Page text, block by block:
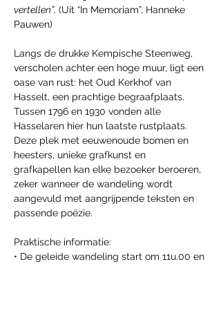
vertellen”. (Uit “In Memoriam”, Hanneke
Pauwen)
Langs de drukke Kempische Steenweg,
verscholen achter een hoge muur, ligt een
oase van rust: het Oud Kerkhof van
Hasselt, een prachtige begraafplaats.
Tussen 1796 en 1930 vonden alle
Hasselaren hier hun laatste rustplaats.
Deze plek met eeuwenoude bomen en
heesters, unieke grafkunst en
grafkapellen kan elke bezoeker beroeren,
zeker wanneer de wandeling wordt
aangevuld met aangrijpende teksten en
passende poëzie.
Praktische informatie:
• De geleide wandeling start om 11u.00 en